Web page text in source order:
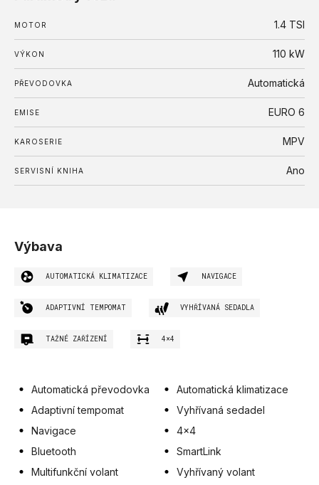
MOTOR 1.4 TSI
VÝKON 110 kW
PŘEVODOVKA Automatická
EMISE EURO 6
KAROSERIE MPV
SERVISNÍ KNIHA Ano
Výbava
AUTOMATICKÁ KLIMATIZACE NAVIGACE
ADAPTIVNÍ TEMPOMAT VYHŘÍVANÁ SEDADLA
TAŽNÉ ZAŘÍZENÍ 4×4
Automatická převodovka
Automatická klimatizace
Adaptivní tempomat
Vyhřívaná sedadel
Navigace
4x4
Bluetooth
SmartLink
Multifunkční volant
Vyhřívaný volant